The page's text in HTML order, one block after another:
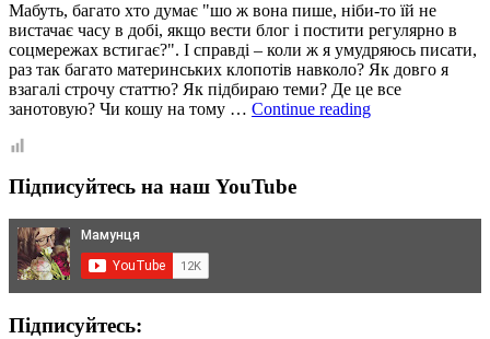
Мабуть, багато хто думає "шо ж вона пише, ніби-то їй не
вистачає часу в добі, якщо вести блог і постити регулярно в
соцмережах встигає?". І справді – коли ж я умудряюсь писати,
раз так багато материнських клопотів навколо? Як довго я
взагалі строчу статтю? Як підбираю теми? Де це все
занотовую? Чи кошу на тому … Continue readingВся
Підписуйтесь на наш YouTube
Підписуйтесь: